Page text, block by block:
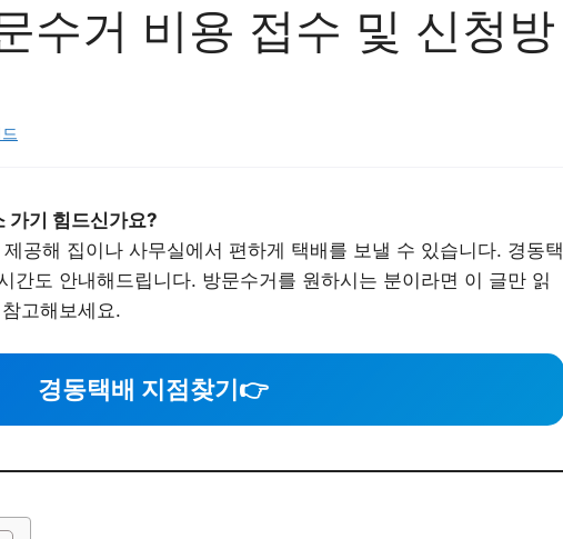
수거 비용 접수 및 신청방
가기 힘드신가요?
공해 집이나 사무실에서 편하게 택배를 보낼 수 있습니다. 경동택
간도 안내해드립니다. 방문수거를 원하시는 분이라면 이 글만 읽
고해보세요.
경동택배 지점찾기👉